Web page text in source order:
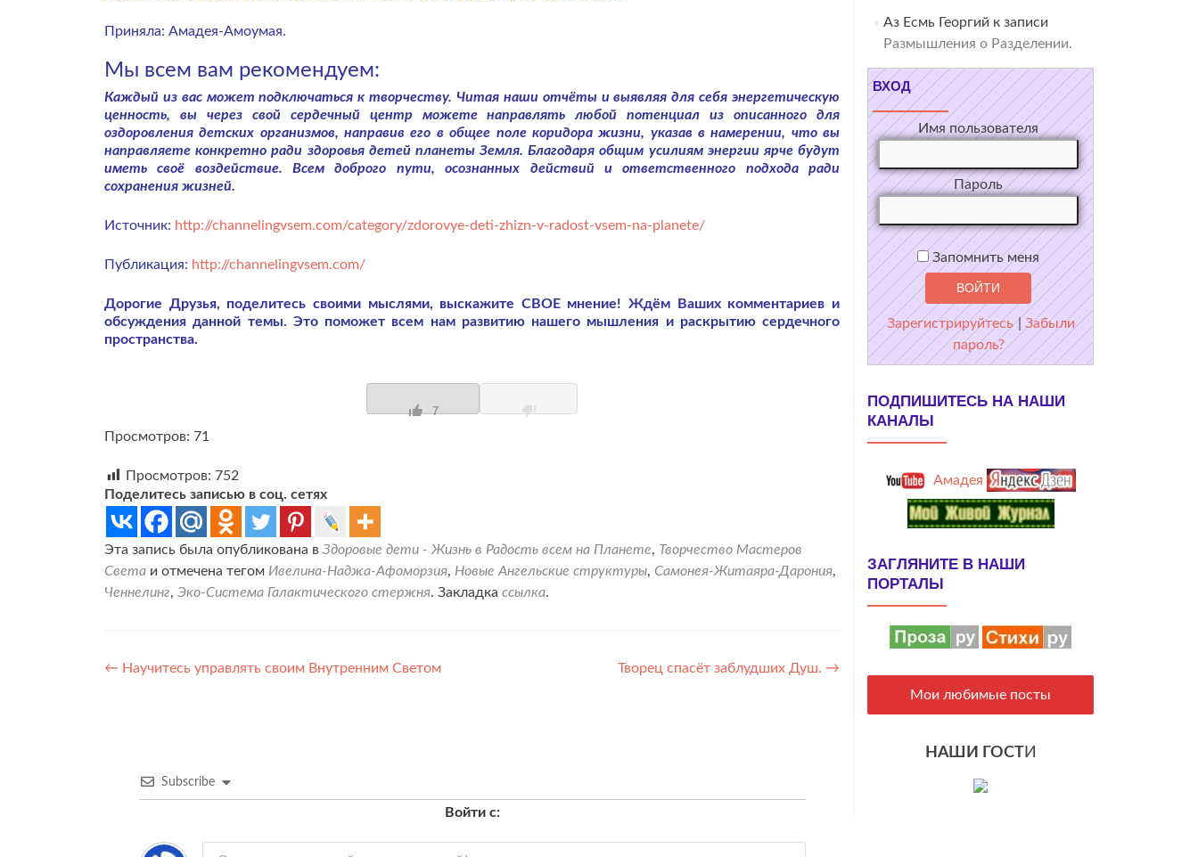
Приняла: Амадея-Амоумая.
Мы всем вам рекомендуем:
Каждый из вас может подключаться к творчеству. Читая наши отчёты и выявляя для себя энергетическую
ценность, вы через свой сердечный центр можете направлять любой потенциал из описанного для
оздоровления детских организмов, направив его в общее поле коридора жизни, указав в намерении, что вы
направляете конкретно ради здоровья детей планеты Земля. Благодаря общим усилиям энергии ярче будут
иметь своё воздействие. Всем доброго пути, осознанных действий и ответственного подхода ради
сохранения жизней.
Источник: http://channelingvsem.com/category/zdorovye-deti-zhizn-v-radost-vsem-na-planete/
Публикация: http://channelingvsem.com/
Дорогие Друзья, поделитесь своими мыслями, выскажите СВОЕ мнение! Ждём Ваших комментариев и
обсуждения данной темы. Это поможет всем нам развитию нашего мышления и раскрытию сердечного
пространства.
7
Просмотров: 71
Просмотров: 752
Поделитесь записью в соц. сетях
Эта запись была опубликована в Здоровые дети - Жизнь в Радость всем на Планете, Творчество Мастеров
Света и отмечена тегом Ивелина-Наджа-Афоморзия, Новые Ангельские структуры, Самонея-Житаяра-Дарония,
Ченнелинг, Эко-Система Галактического стержня. Закладка ссылка.
Навигация
← Научитесь управлять своим Внутренним Светом Творец спасёт заблудших Душ. →
Subscribe
Войти с:
Аз Есмь Георгий к записи
Размышления о Разделении.
ВХОД
Имя пользователя
Пароль
Запомнить меня
Зарегистрируйтесь | Забыли
пароль?
ПОДПИШИТЕСЬ НА НАШИ
КАНАЛЫ
Амадея
ЗАГЛЯНИТЕ В НАШИ
ПОРТАЛЫ
Мои любимые посты
НАШИ ГОСТИ